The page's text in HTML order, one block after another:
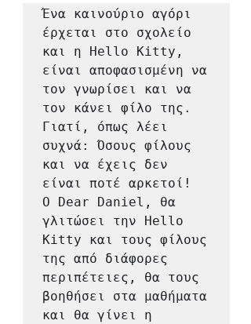
Ένα καινούριο αγόρι
έρχεται στο σχολείο
και η Hello Kitty,
είναι αποφασισμένη να
τον γνωρίσει και να
τον κάνει φίλο της.
Γιατί, όπως λέει
συχνά: Όσους φίλους
και να έχεις δεν
είναι ποτέ αρκετοί!
Ο Dear Daniel, θα
γλιτώσει την Hello
Kitty και τους φίλους
της από διάφορες
περιπέτειες, θα τους
βοηθήσει στα μαθήματα
και θα γίνει η